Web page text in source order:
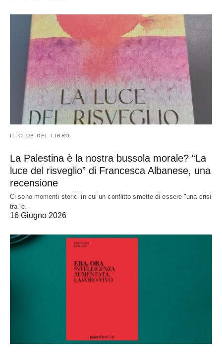
IL CLUB DEL LIBRO
La Palestina è la nostra bussola morale? “La
luce del risveglio” di Francesca Albanese, una
recensione
Ci sono momenti storici in cui un conflitto smette di essere "una crisi
tra le…
16 Giugno 2026